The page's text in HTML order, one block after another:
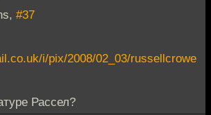
#37
i/pix/2008/02_03/russellcrowe
Рассел?